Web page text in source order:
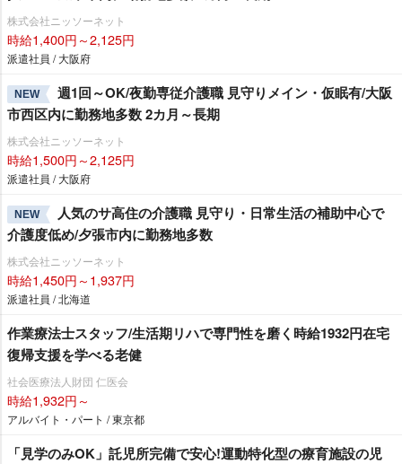
株式会社ニッソーネット
時給1,400円～2,125円
派遣社員 / 大阪府
NEW
週1回～OK/夜勤専従介護職 見守りメイン・仮眠有/大阪
市西区内に勤務地多数 2カ月～長期
株式会社ニッソーネット
時給1,500円～2,125円
派遣社員 / 大阪府
NEW
人気のサ高住の介護職 見守り・日常生活の補助中心で
介護度低め/夕張市内に勤務地多数
株式会社ニッソーネット
時給1,450円～1,937円
派遣社員 / 北海道
作業療法士スタッフ/生活期リハで専門性を磨く時給1932円在宅
復帰支援を学べる老健
社会医療法人財団 仁医会
時給1,932円～
アルバイト・パート / 東京都
「見学のみOK」託児所完備で安心!運動特化型の療育施設の児